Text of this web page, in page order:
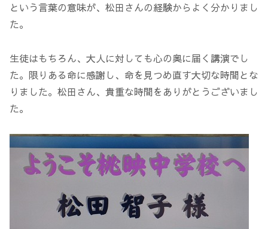
という言葉の意味が、松田さんの経験からよく分かりまし
た。
生徒はもちろん、大人に対しても心の奥に届く講演でし
た。限りある命に感謝し、命を見つめ直す大切な時間とな
りました。松田さん、貴重な時間をありがとうございまし
た。